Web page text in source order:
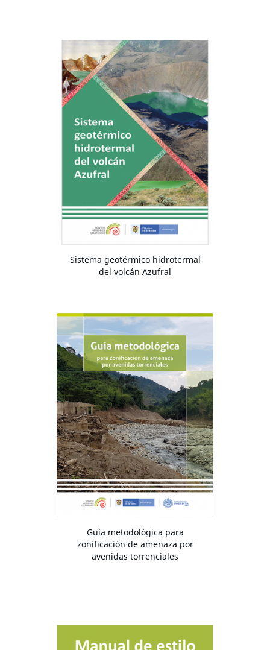
Sistema geotérmico hidrotermal
del volcán Azufral
Guía metodológica para
zonificación de amenaza por
avenidas torrenciales